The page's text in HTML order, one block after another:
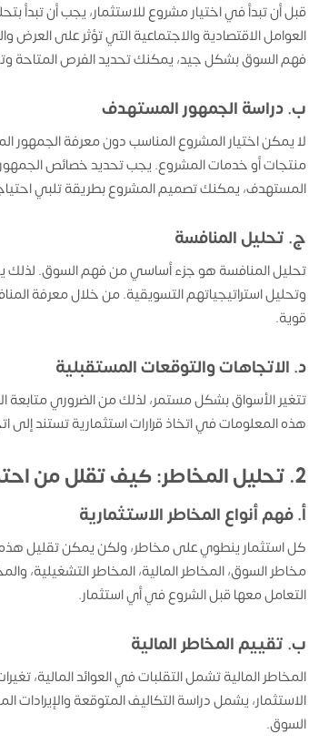
قبل أن تبدأ في اختيار مشروع للاستثمار، يجب أن
العوامل الاقتصادية والاجتماعية التي تؤثر على
فهم السوق بشكل جيد، يمكنك تحديد الفرص المتاحة
ب. دراسة الجمهور المستهدف
لا يمكن اختيار المشروع المناسب دون معرفة
منتجات أو خدمات المشروع. يجب تحديد خصائص الجمهور
المستهدف، يمكنك تصميم المشروع بطريقة تلبي
ج. تحليل المنافسة
تحليل المنافسة هو جزء أساسي من فهم السوق. لذلك
وتحليل استراتيجياتهم التسويقية. من خلال معرفة
قوية.
د. الاتجاهات والتوقعات المستقبلية
تتغير الأسواق بشكل مستمر، لذلك من الضروري
هذه المعلومات في اتخاذ قرارات استثمارية تستند
2. تحليل المخاطر: كيف تقلل من احتماليات الفشل؟
أ. فهم أنواع المخاطر الاستثمارية
كل استثمار ينطوي على مخاطر، ولكن يمكن تقليل
مخاطر السوق، المخاطر المالية، المخاطر التشغيلية،
التعامل معها قبل الشروع في أي استثمار.
ب. تقييم المخاطر المالية
المخاطر المالية تشمل التقلبات في العوائد المالية،
الاستثمار، يشمل دراسة التكاليف المتوقعة
السوق.